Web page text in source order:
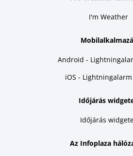
I'm Weather
Android -
iOS -
Időjárás
Időjárás
Az Infoplaza